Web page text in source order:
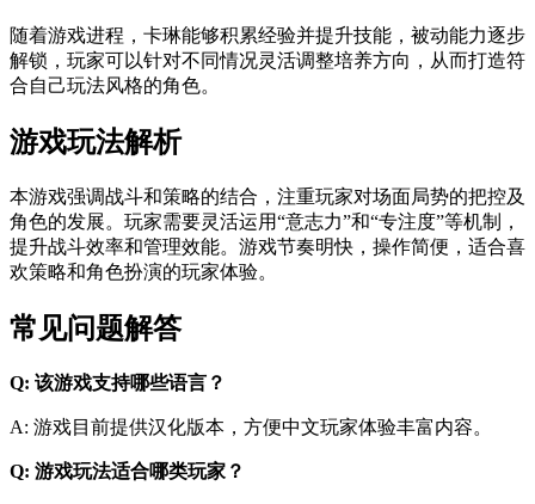
随着游戏进程，卡琳能够积累经验并提升技能，被动能力逐步
解锁，玩家可以针对不同情况灵活调整培养方向，从而打造符
合自己玩法风格的角色。
游戏玩法解析
本游戏强调战斗和策略的结合，注重玩家对场面局势的把控及
角色的发展。玩家需要灵活运用“意志力”和“专注度”等机制，
提升战斗效率和管理效能。游戏节奏明快，操作简便，适合喜
欢策略和角色扮演的玩家体验。
常见问题解答
Q: 该游戏支持哪些语言？
A: 游戏目前提供汉化版本，方便中文玩家体验丰富内容。
Q: 游戏玩法适合哪类玩家？